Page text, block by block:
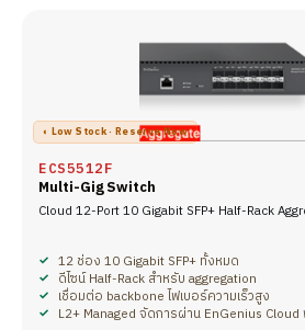
◐ Low Stock · Reserve Now
ECS5512F
Multi-Gig Switch
Cloud 12-Port 10 Gigabit SFP+ Half-Rack
12 ช่อง 10 Gigabit SFP+ ทั้งหมด
ดีไซน์ Half-Rack สำหรับ aggregation
เชื่อมต่อ backbone ไฟเบอร์ความเร็วสูง
L2+ Managed จัดการผ่าน EnGenius Cloud